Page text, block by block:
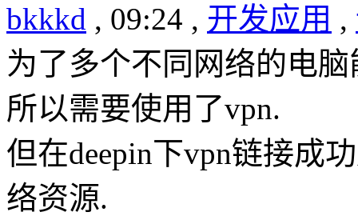
bkkkd , 09:24 , 开发应用 ,
为了多个不同网络的电
所以需要使用了vpn.
但在deepin下vpn链接成
络资源.